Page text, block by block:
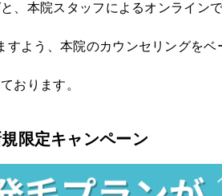
、本院スタッフによるオンライン
よう、本院のカウンセリングを
おります。
限定キャンペーン